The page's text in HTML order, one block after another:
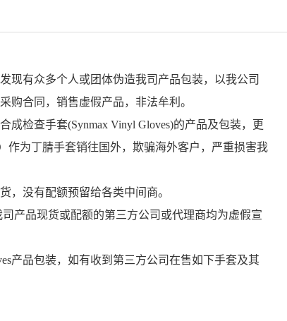
现有众多个人或团体伪造我司产品包装，以我公司
购合同，销售虚假产品，非法牟利。
成检查手套(Synmax Vinyl Gloves)的产品及包装，更
作为丁腈手套销往国外，欺骗海外客户，严重损害我
，没有配额预留给各类中间商。
产品现货或配额的第三方公司或代理商均为虚假宣
产品包装，如有收到第三方公司在售如下手套及其